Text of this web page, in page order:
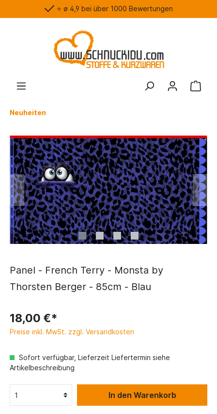
⭐️ ø 4,9 bei über 1000 Bewertungen
Neuheiten
Panel - French Terry - Monsta by
Thorsten Berger - 85cm - Blau
18,00 €*
Preise inkl. MwSt. zzgl. Versandkosten
Sofort verfügbar, Lieferzeit Liefertermin siehe
Artikelbeschreibung
In den Warenkorb